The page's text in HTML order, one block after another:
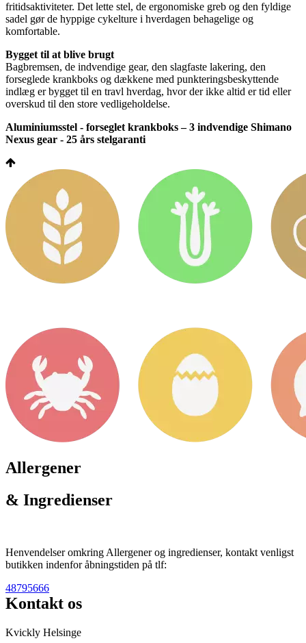
fritidsaktiviteter. Det lette stel, de ergonomiske greb og den fyldige
sadel gør de hyppige cykelture i hverdagen behagelige og
komfortable.
Bygget til at blive brugt
Bagbremsen, de indvendige gear, den slagfaste lakering, den
forseglede krankboks og dækkene med punkteringsbeskyttende
indlæg er bygget til en travl hverdag, hvor der ikke altid er tid eller
overskud til den store vedligeholdelse.
Aluminiumsstel - forseglet krankboks – 3 indvendige Shimano
Nexus gear - 25 års stelgaranti
Allergener
& Ingredienser
Henvendelser omkring Allergener og ingredienser, kontakt venligst
butikken indenfor åbningstiden på tlf:
48795666
Kontakt os
Kvickly Helsinge